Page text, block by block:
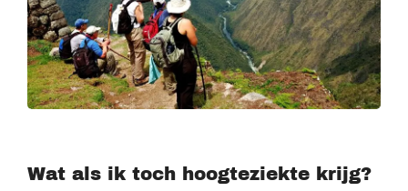
Wat als ik toch hoogteziekte krijg?